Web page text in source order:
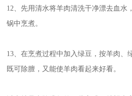
12、先用清水将羊肉清洗干净漂去血水
锅中烹煮。
13、在烹煮过程中加入绿豆，按羊肉、
既可除膻，又能使羊肉看起来好看。